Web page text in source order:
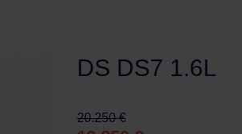
DS DS7 1.6L
20.250 €